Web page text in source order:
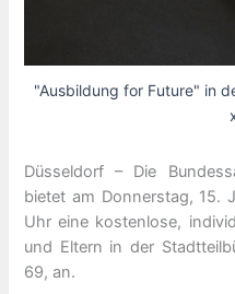
"Ausbildung for Future" in
Düsseldorf – Die
bietet am Donnerstag, 15.
Uhr eine kostenlose,
und Eltern in der
69, an.